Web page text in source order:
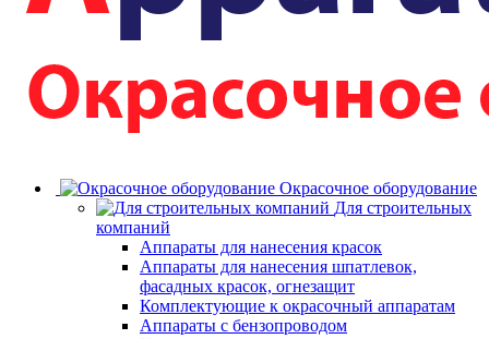
Окрасочное оборудование
Для строительных
компаний
Аппараты для нанесения красок
Аппараты для нанесения шпатлевок,
фасадных красок, огнезащит
Комплектующие к окрасочный аппаратам
Аппараты с бензопроводом